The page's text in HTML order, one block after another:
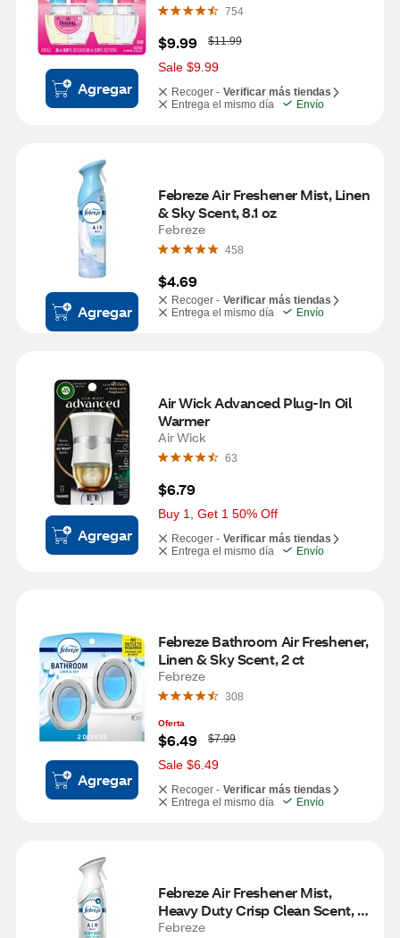
Agregar
754
$9.99
W
a
s
$11.99
Sale $9.99
Recoger - Verificar más tiendas
Entrega el mismo día
Envío
Agregar
Febreze Air Freshener Mist, Linen
& Sky Scent, 8.1 oz
Febreze
458
$4.69
Recoger - Verificar más tiendas
Entrega el mismo día
Envío
Agregar
Air Wick Advanced Plug-In Oil
Warmer
Air Wick
63
$6.79
Buy 1, Get 1 50% Off
Recoger - Verificar más tiendas
Entrega el mismo día
Envío
Agregar
Febreze Bathroom Air Freshener,
Linen & Sky Scent, 2 ct
Febreze
308
Oferta
$6.49
W
a
s
$7.99
Sale $6.49
Recoger - Verificar más tiendas
Entrega el mismo día
Envío
Febreze Air Freshener Mist,
Heavy Duty Crisp Clean Scent,
8.1 oz
Febreze